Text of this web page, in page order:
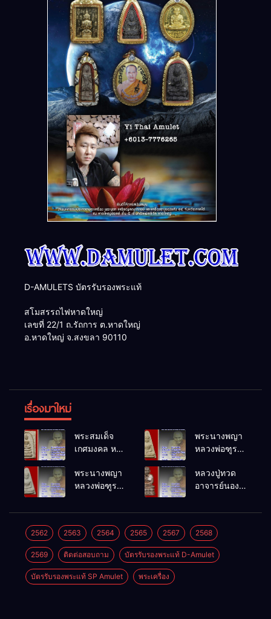
D-AMULETS บัตรรับรองพระแท้
สโมสรรถไฟหาดใหญ่
เลขที่ 22/1 ถ.รัถการ ต.หาดใหญ่
อ.หาดใหญ่ จ.สงขลา 90110
เรื่องมาใหม่
พระสมเด็จ
เกศมงคล หล
โพธิ์นิมิตร
พ.ศ.2512
พระนางพญา
หลวงพ่อฑูรย์
พ.ศ.2512
พระนางพญา
หลวงพ่อฑูรย์
พ.ศ.2512
หลวงปู่ทวด
อาจารย์นอง
พ.ศ.2541
2562 2563 2564 2565 2567 2568
2569 ติดต่อสอบถาม บัตรรับรองพระแท้ D-Amulet
บัตรรับรองพระแท้ SP Amulet พระเครื่อง